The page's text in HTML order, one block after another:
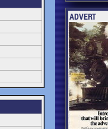
ADVERT